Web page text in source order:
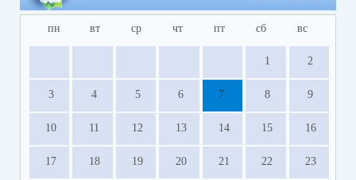
пн вт ср чт пт сб вс
1 2
3 4 5 6 7 8 9
10 11 12 13 14 15 16
17 18 19 20 21 22 23